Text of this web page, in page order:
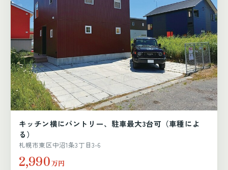
キッチン横にパントリー、駐車最大3台可（車種によ
る）
札幌市東区中沼1条3丁目3-6
2,990万円